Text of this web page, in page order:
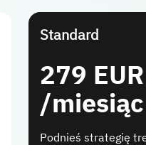
Standard
279 EUR
/miesiąc
Podnieś strategię